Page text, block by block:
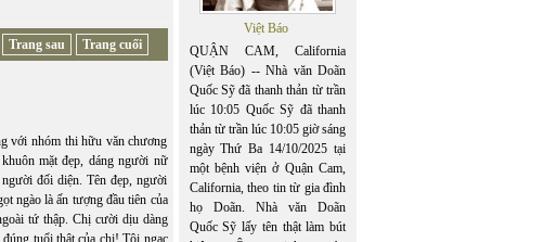
Trang sau Trang cuối
với nhóm thi hữu văn chương
mặt đẹp, dáng người nữ
đối diện. Tên đẹp, người
ngào là ấn tượng đầu tiên của
tứ thập. Chị cười dịu dàng
tuổi thật của chị! Tôi ngạc
Việt Báo
QUẬN CAM, California
(Việt Báo) -- Nhà văn Doãn
Quốc Sỹ đã thanh thản từ trần
lúc 10:05 Quốc Sỹ đã thanh
thản từ trần lúc 10:05 giờ sáng
ngày Thứ Ba 14/10/2025 tại
một bệnh viện ở Quận Cam,
California, theo tin từ gia đình
họ Doãn. Nhà văn Doãn
Quốc Sỹ lấy tên thật làm bút